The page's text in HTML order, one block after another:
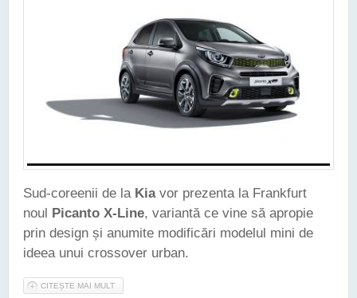
Sud-coreenii de la Kiavor prezenta la Frankfurt
noul Picanto X-Line, variantă ce vine să apropie
prin design și anumite modificări modelul mini de
ideea unui crossover urban.
CITEȘTE MAI MULT